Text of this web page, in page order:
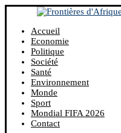
Accueil
Economie
Politique
Société
Santé
Environnement
Monde
Sport
Mondial FIFA 2026
Contact